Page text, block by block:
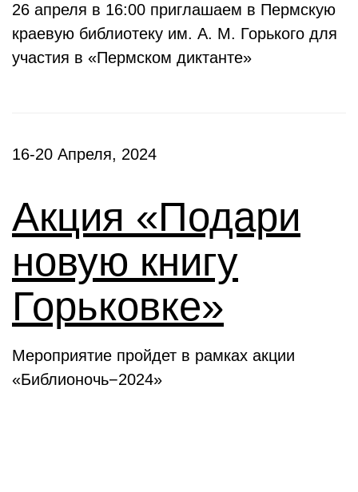
26 апреля в 16:00 приглашаем в Пермскую
краевую библиотеку им. А. М. Горького для
участия в «Пермском диктанте»
16-20 Апреля, 2024
Акция «Подари
новую книгу
Горьковке»
Мероприятие пройдет в рамках акции
«Библионочь−2024»